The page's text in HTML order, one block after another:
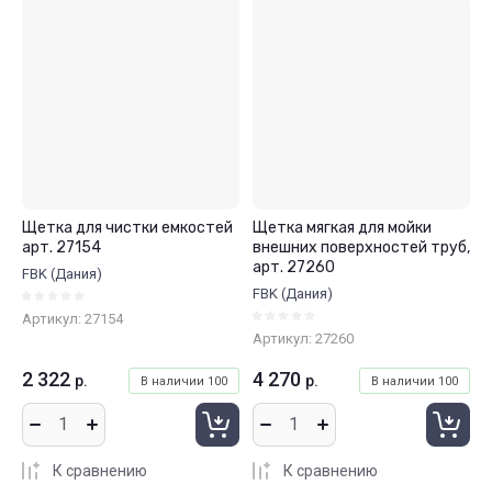
Щетка для чистки емкостей
арт. 27154
FBK (Дания)
Артикул: 27154
В наличии 100
2 322 р.
К сравнению
Щетка мягкая для мойки
внешних поверхностей труб,
арт. 27260
FBK (Дания)
Артикул: 27260
В наличии 100
4 270 р.
К сравнению